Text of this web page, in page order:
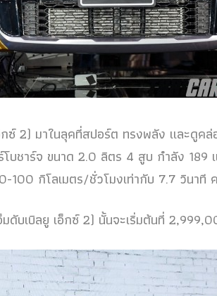
กซ์ 2) มาในลุคที่สปอร์ต ทรงพลัง และดู
โบชาร์จ ขนาด 2.0 ลิตร 4 สูบ กำลัง 189
100 กิโลเมตร/ชั่วโมงเท่ากับ 7.7 วินาที
มดับเบิลยู เอ็กซ์ 2) นั้นจะเริ่มต้นที่